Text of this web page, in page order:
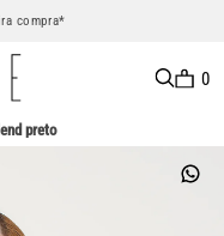
compra*
0
preto